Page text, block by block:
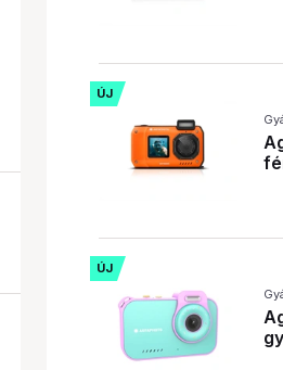
ÚJ
ÚJ